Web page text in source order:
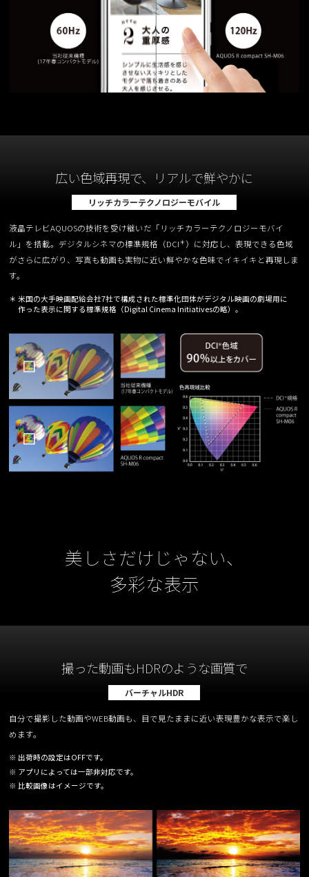
広い色域再現で、リアルで鮮やかに
リッチカラーテクノロジーモバイル
液晶テレビAQUOSの技術を受け継いだ「リッチカラーテクノロジーモバイ
ル」を搭載。デジタルシネマの標準規格（DCI＊）に対応し、表現できる色域
がさらに広がり、写真も動画も実物に近い鮮やかな色味でイキイキと再現しま
す。
＊ 米国の大手映画配給会社7社で構成された標準化団体がデジタル映画の劇場用に
作った表示に関する標準規格（Digital Cinema Initiativesの略）。
美しさだけじゃない、
多彩な表示
撮った動画もHDRのような画質で
バーチャルHDR
自分で撮影した動画やWEB動画も、目で見たままに近い表現豊かな表示で楽し
めます。
※ 出荷時の設定はOFFです。
※ アプリによっては一部非対応です。
※ 比較画像はイメージです。